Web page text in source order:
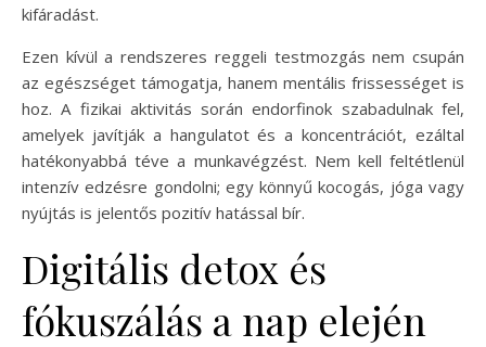
kifáradást.
Ezen kívül a rendszeres reggeli testmozgás nem csupán
az egészséget támogatja, hanem mentális frissességet is
hoz. A fizikai aktivitás során endorfinok szabadulnak fel,
amelyek javítják a hangulatot és a koncentrációt, ezáltal
hatékonyabbá téve a munkavégzést. Nem kell feltétlenül
intenzív edzésre gondolni; egy könnyű kocogás, jóga vagy
nyújtás is jelentős pozitív hatással bír.
Digitális detox és
fókuszálás a nap elején